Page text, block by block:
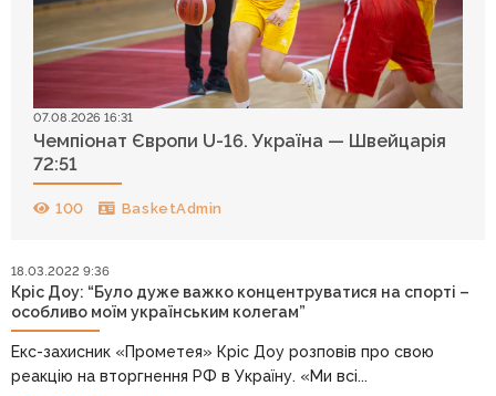
07.08.2026 16:31
Чемпіонат Європи U-16. Україна — Швейцарія
72:51
100 BasketAdmin
18.03.2022 9:36
Кріс Доу: “Було дуже важко концентруватися на спорті –
особливо моїм українським колегам”
Екс-захисник «Прометея» Кріс Доу розповів про свою
реакцію на вторгнення РФ в Україну. «Ми всі...